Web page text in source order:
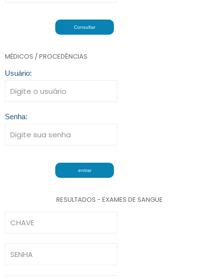
MÉDICOS / PROCEDÊNCIAS
Usuário:
Senha:
RESULTADOS - EXAMES DE SANGUE